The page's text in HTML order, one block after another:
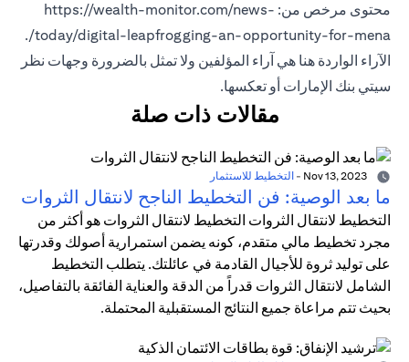
محتوى مرخص من: https://wealth-monitor.com/news-
today/digital-leapfrogging-an-opportunity-for-mena/.
الآراء الواردة هنا هي آراء المؤلفين ولا تمثل بالضرورة وجهات نظر
سيتي بنك الإمارات أو تعكسها.
مقالات ذات صلة
- التخطيط للاستثمار
ما بعد الوصية: فن التخطيط الناجح لانتقال الثروات
التخطيط لانتقال الثروات التخطيط لانتقال الثروات هو أكثر من
مجرد تخطيط مالي متقدم، كونه يضمن استمرارية أصولك وقدرتها
على توليد ثروة للأجيال القادمة في عائلتك. يتطلب التخطيط
الشامل لانتقال الثروات قدراً من الدقة والعناية الفائقة بالتفاصيل،
بحيث تتم مراعاة جميع النتائج المستقبلية المحتملة.